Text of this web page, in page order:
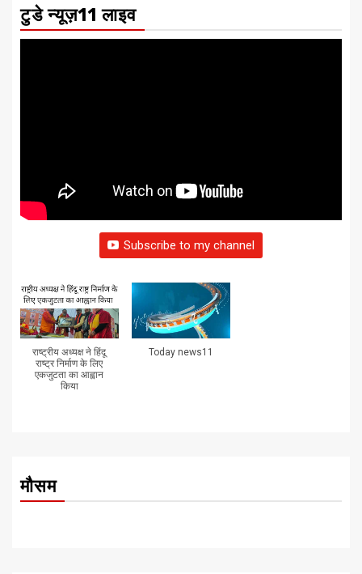
टुडे न्यूज़11 लाइव
Subscribe to my channel
राष्ट्रीय अध्यक्ष ने हिंदू
राष्ट्र निर्माण के लिए
एकजुटता का आह्वान
किया
Today news11
मौसम